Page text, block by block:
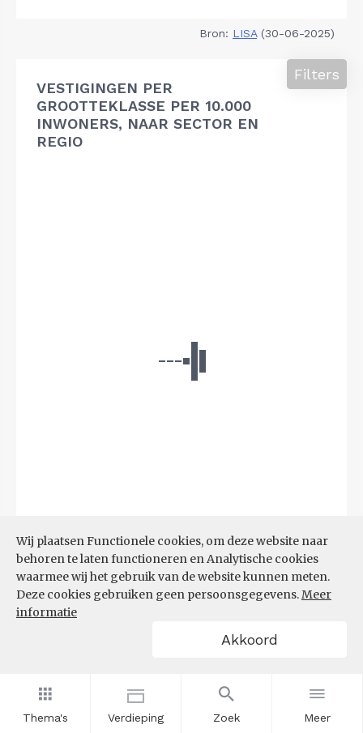
Thema's Verdieping Zoek Meer
Wij plaatsen Functionele cookies, om deze website naar
behoren te laten functioneren en Analytische cookies
waarmee wij het gebruik van de website kunnen meten.
Deze cookies gebruiken geen persoonsgegevens.Meer
informatie
Akkoord
Bron: LISA(30-06-2025)
VESTIGINGEN PER
GROOTTEKLASSE PER 10.000
INWONERS, NAAR SECTOR EN
REGIO
Filters
Bron: LISA
VESTIGINGEN PER
GROOTTEKLASSE PER 10.000